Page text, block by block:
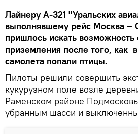
Лайнеру А-321 "Уральских
выполнявшему рейс Москва –
пришлось искать возможность
приземления после того, как
самолета попали птицы.
Пилоты решили совершить
кукурузном поле возле
Раменском районе
убранным шасси и